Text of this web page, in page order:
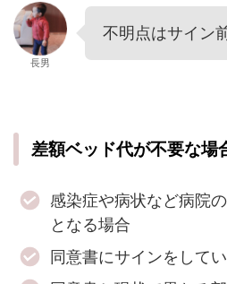
長男
不明点はサイン
差額ベッド代が不要な場
感染症や病状など病院
となる場合
同意書にサインをして